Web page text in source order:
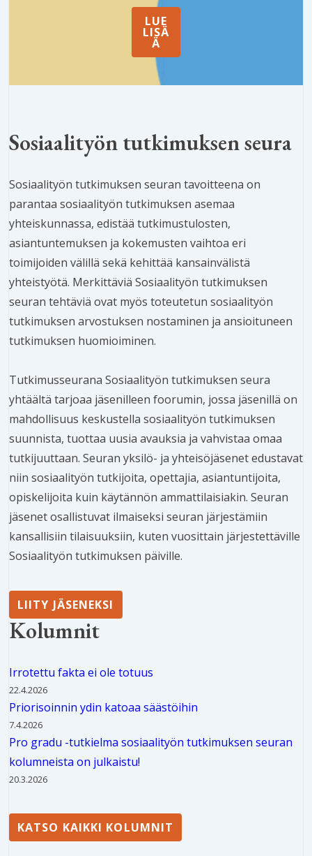
LUE
LISÄ
Ä
Sosiaalityön tutkimuksen seura
Sosiaalityön tutkimuksen seuran tavoitteena on
parantaa sosiaalityön tutkimuksen asemaa
yhteiskunnassa, edistää tutkimustulosten,
asiantuntemuksen ja kokemusten vaihtoa eri
toimijoiden välillä sekä kehittää kansainvälistä
yhteistyötä. Merkittäviä Sosiaalityön tutkimuksen
seuran tehtäviä ovat myös toteutetun sosiaalityön
tutkimuksen arvostuksen nostaminen ja ansioituneen
tutkimuksen huomioiminen.
Tutkimusseurana Sosiaalityön tutkimuksen seura
yhtäältä tarjoaa jäsenilleen foorumin, jossa jäsenillä on
mahdollisuus keskustella sosiaalityön tutkimuksen
suunnista, tuottaa uusia avauksia ja vahvistaa omaa
tutkijuuttaan. Seuran yksilö- ja yhteisöjäsenet edustavat
niin sosiaalityön tutkijoita, opettajia, asiantuntijoita,
opiskelijoita kuin käytännön ammattilaisiakin. Seuran
jäsenet osallistuvat ilmaiseksi seuran järjestämiin
kansallisiin tilaisuuksiin, kuten vuosittain järjestettäville
Sosiaalityön tutkimuksen päiville.
LIITY JÄSENEKSI
Kolumnit
Irrotettu fakta ei ole totuus
22.4.2026
Priorisoinnin ydin katoaa säästöihin
7.4.2026
Pro gradu -tutkielma sosiaalityön tutkimuksen seuran
kolumneista on julkaistu!
20.3.2026
KATSO KAIKKI KOLUMNIT